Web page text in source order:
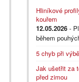
Hliníkové
kouřem
12.05.2026 -
během
5 chyb při
Jak ušetřit za
před zimou